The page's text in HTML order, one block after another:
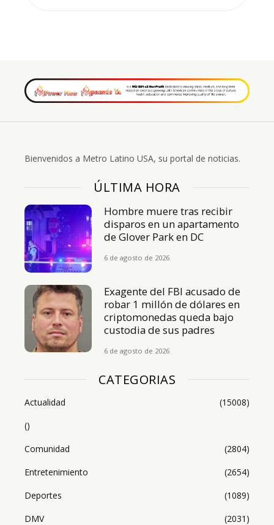
Bienvenidos a Metro Latino USA, su portal de noticias.
ÚLTIMA HORA
Hombre muere tras recibir
disparos en un apartamento
de Glover Park en DC
6 de agosto de 2026
Exagente del FBI acusado de
robar 1 millón de dólares en
criptomonedas queda bajo
custodia de sus padres
6 de agosto de 2026
CATEGORIAS
Actualidad
(15008)
()
Comunidad
(2804)
Entretenimiento
(2654)
Deportes
(1089)
DMV
(2031)